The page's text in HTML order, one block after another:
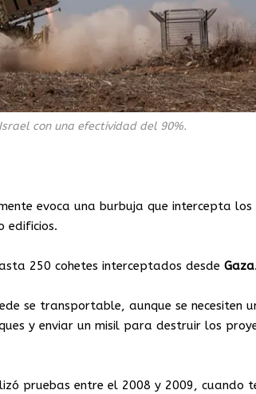
con una efectividad del 90%.
evoca una burbuja que intercepta los
edificios.
250 cohetes interceptados desde Gaza
se transportable, aunque se necesiten
y enviar un misil para destruir los
pruebas entre el 2008 y 2009, cuando